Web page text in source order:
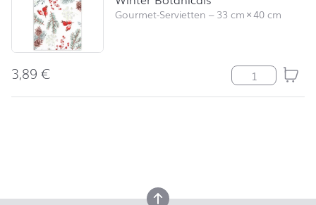
Gourmet-Servietten –33 cm×40 cm
3,89€ Winter
nach oben